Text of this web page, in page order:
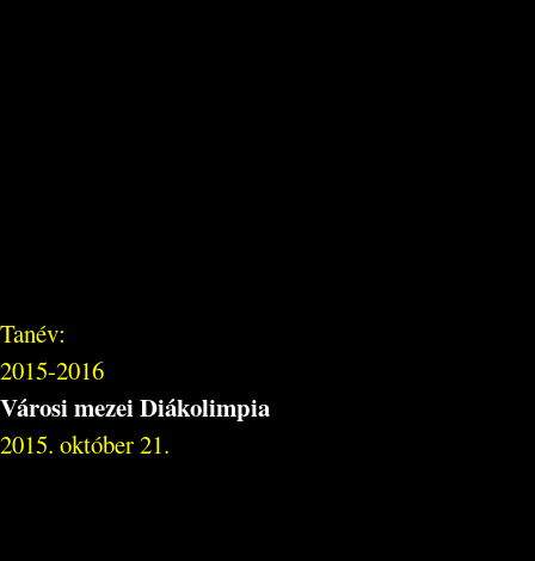
Tanév:
2015-2016
Városi mezei Diákolimpia
2015. október 21.